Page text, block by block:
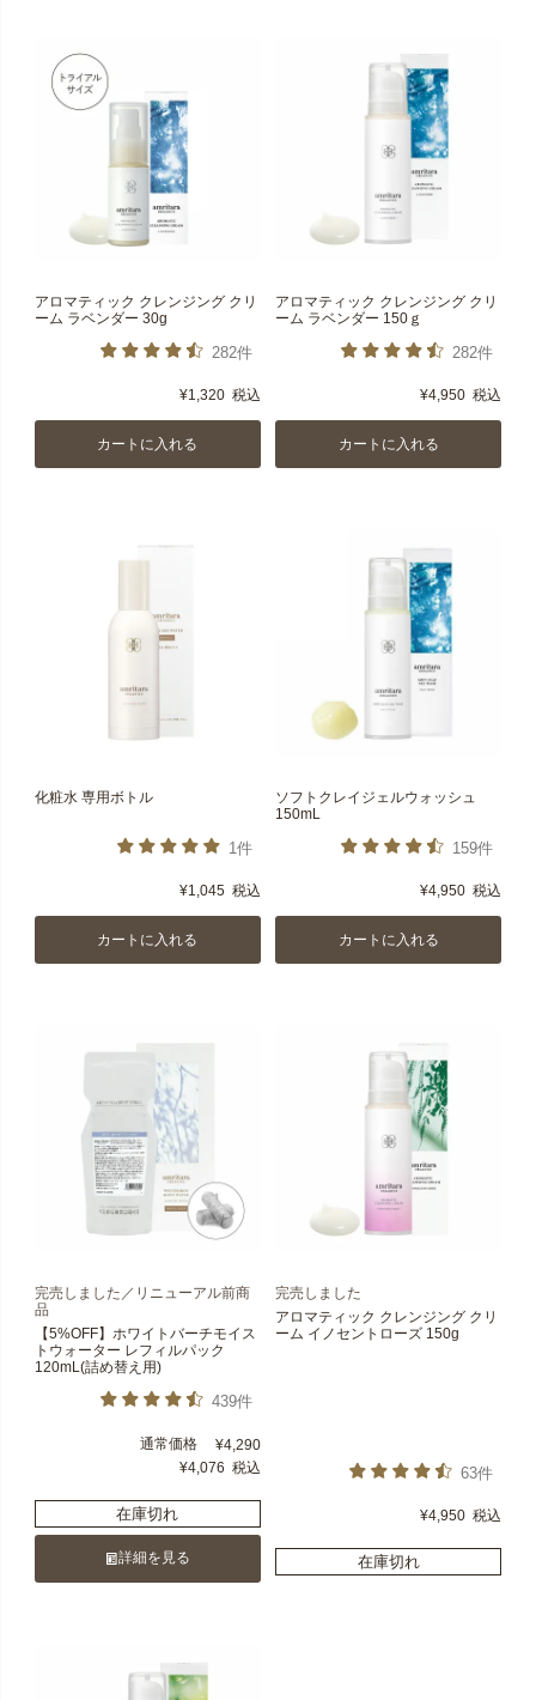
アロマティック クレンジング クリ
ーム ラベンダー 30g
282件
¥1,320 税込
カートに入れる
アロマティック クレンジング クリ
ーム ラベンダー 150ｇ
282件
¥4,950 税込
カートに入れる
化粧水 専用ボトル
1件
¥1,045 税込
カートに入れる
ソフトクレイジェルウォッシュ
150mL
159件
¥4,950 税込
カートに入れる
完売しました／リニューアル前商
品
【5%OFF】ホワイトバーチモイス
トウォーター レフィルパック
120mL(詰め替え用)
439件
通常価格 ¥4,290
¥4,076 税込
在庫切れ
詳細を見る
完売しました
アロマティック クレンジング クリ
ーム イノセントローズ 150g
63件
¥4,950 税込
在庫切れ